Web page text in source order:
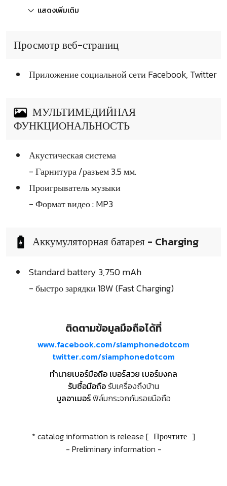
แสดงเพิ่มเติม
Просмотр веб-страниц
Приложение социальной сети Facebook, Twitter
МУЛЬТИМЕДИЙНАЯ
ФУНКЦИОНАЛЬНОСТЬ
Акустическая система
- Гарнитура /разъем 3.5 мм.
Проигрыватель музыки
- Формат видео : MP3
Аккумуляторная батарея - Charging
Standard battery 3,750 mAh
- быстро зарядки 18W (Fast Charging)
ติดตามข้อมูลมือถือได้ที่
www.facebook.com/siamphonedotcom
twitter.com/siamphonedotcom
ทำนายเบอร์มือถือ เบอร์สวย เบอร์มงคล
รับซื้อมือถือรับเครื่องถึงบ้าน
บูลอาเมอร์ฟิล์มกระจกกันรอยมือถือ
* catalog information is release [ Прочтите ]
- Preliminary information -